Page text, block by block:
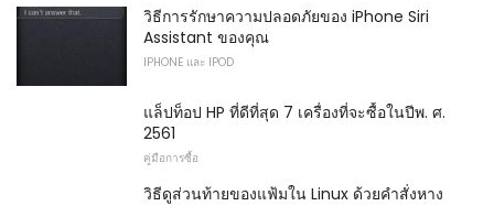
วิธีการรักษาความปลอดภัยของ iPhone Siri
Assistant ของคุณ
IPHONE และ IPOD
แล็ปท็อป HP ที่ดีที่สุด 7 เครื่องที่จะซื้อในปีพ. ศ.
2561
คู่มือการซื้อ
วิธีดูส่วนท้ายของแฟ้มใน Linux ด้วยคำสั่งหาง